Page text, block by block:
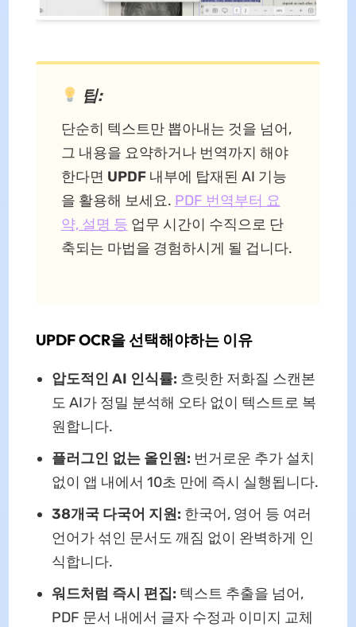
팁:
단순히 텍스트만 뽑아내는 것을 넘어,
그 내용을 요약하거나 번역까지 해야
한다면 UPDF내부에 탑재된 AI 기능
을 활용해 보세요. PDF 번역부터 요
약, 설명 등 업무 시간이 수직으로 단
축되는 마법을 경험하시게 될 겁니다.
UPDF OCR을 선택해야하는 이유
압도적인 AI 인식률: 흐릿한 저화질 스캔본
도 AI가 정밀 분석해 오타 없이 텍스트로 복
원합니다.
플러그인 없는 올인원: 번거로운 추가 설치
없이 앱 내에서 10초 만에 즉시 실행됩니다.
38개국 다국어 지원: 한국어, 영어 등 여러
언어가 섞인 문서도 깨짐 없이 완벽하게 인
식합니다.
워드처럼 즉시 편집: 텍스트 추출을 넘어,
PDF 문서 내에서 글자 수정과 이미지 교체